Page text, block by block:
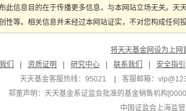
此信息目的在于传播更多信息，与本网站立场无关。
性等。相关信息并未经过本网站证实，不对您构成任
将天天基金网设为上网
们
资质证明 研究中心 联系我们
安全指引
天天基金客服热线：95021
客服邮箱：
郑重声明： 天天基金系证监会批准的基金销售机构
中国证监会上海监